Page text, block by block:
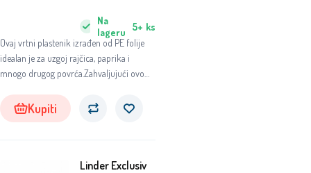
Ovaj vrtni plastenik izrađen od PE folije
idealan je za uzgoj rajčica, paprika i
mnogo drugog povrća.Zahvaljujući ovom
nepovoljnih vremenskih uvjeta i imat će
izvrsnu podršku za rast.
Na
lageru
5+ ks
Kupiti
Linder Exclusiv